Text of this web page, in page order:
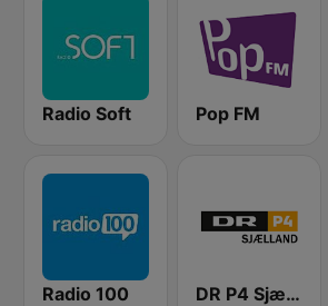
Radio Soft Pop FM
Radio 100 DR P4 Sjælland